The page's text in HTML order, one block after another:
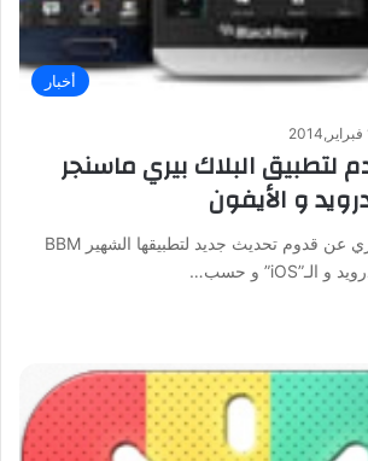
أخبار
لتطبيق البلاك بيري ماسنجر
أعلنت شركة بلاك بيري عن قدوم تحديث جديد لتطبيقها الشهير BBM